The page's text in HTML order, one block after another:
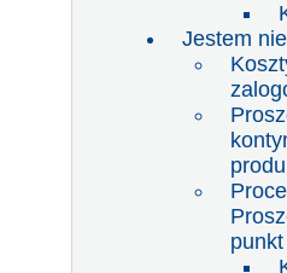
Jestem